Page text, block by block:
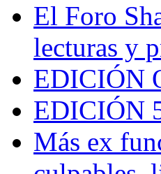
El Foro
lecturas y
EDICIÓN
EDICIÓN
Más ex